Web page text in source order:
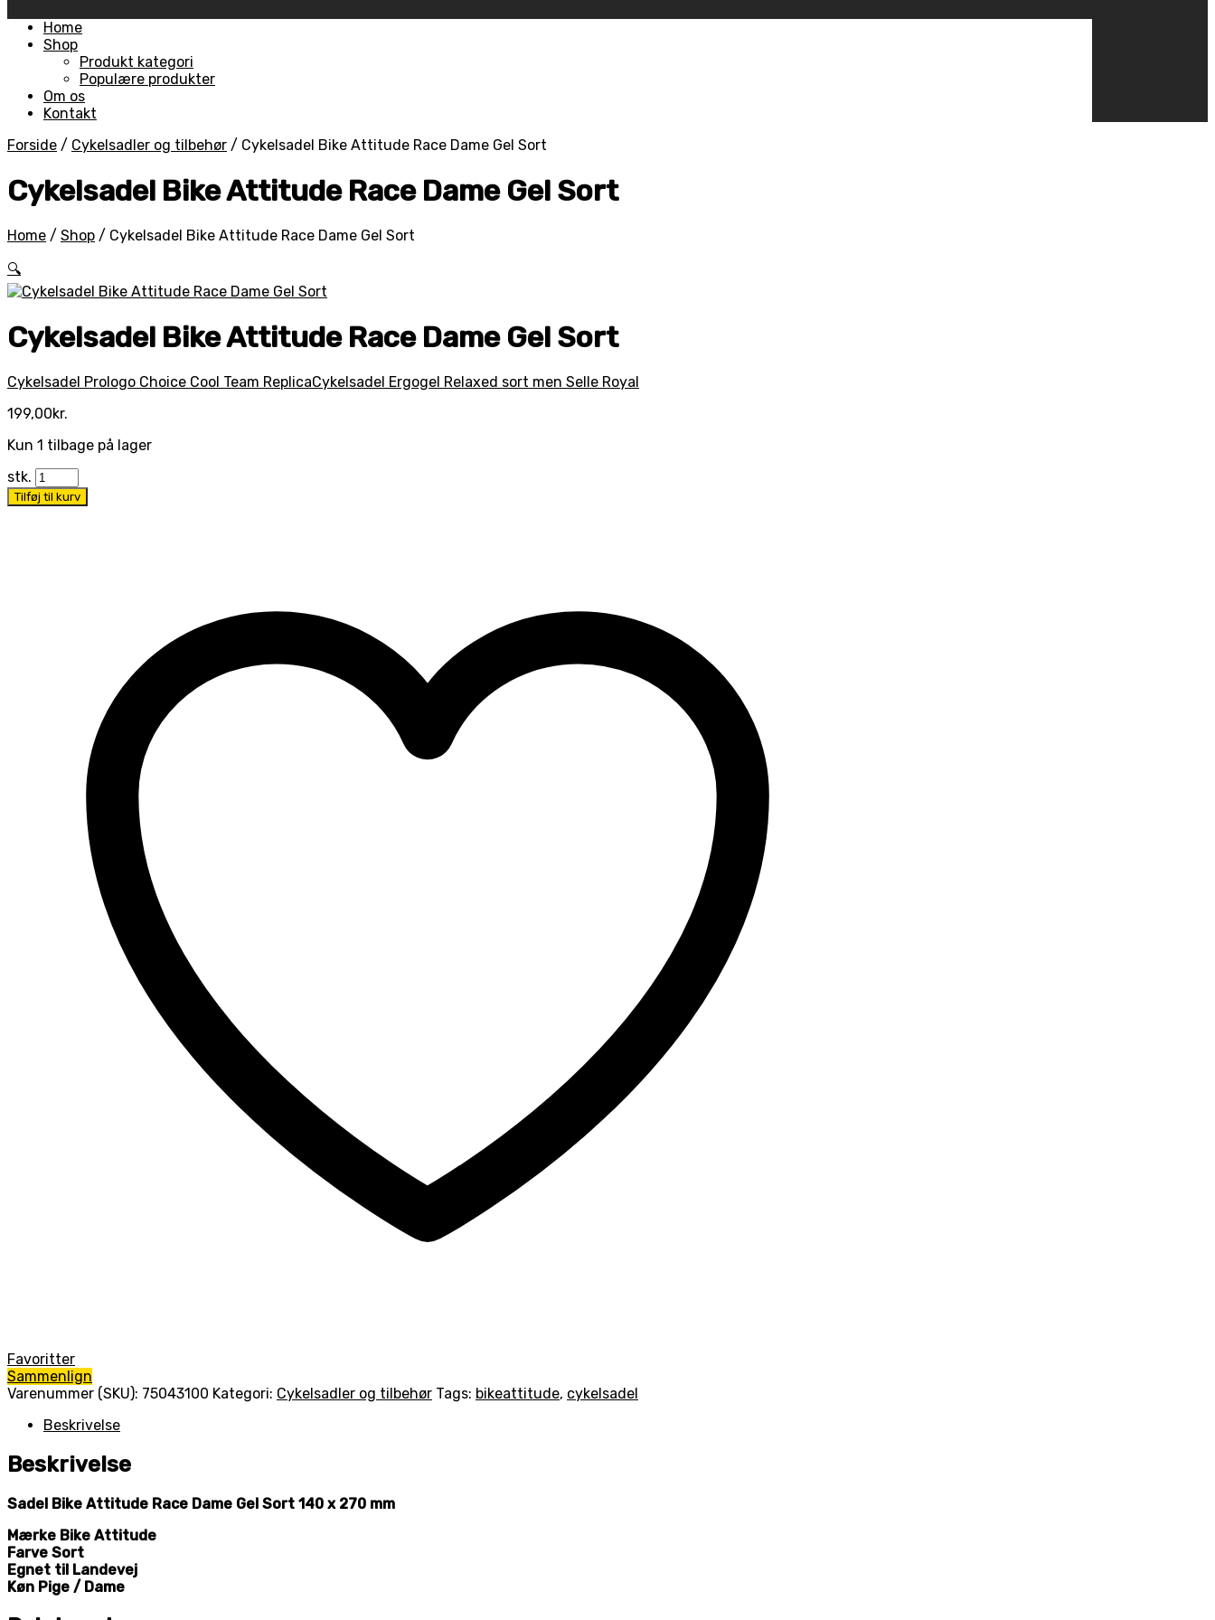
Skip
Home
Shop
Produkt kategori
Populære produkter
Om os
Kontakt
Forside / Cykelsadler og tilbehør / Cykelsadel Bike Attitude Race Dame Gel Sort
Cykelsadel Bike Attitude Race Dame Gel Sort
Home / Shop / Cykelsadel Bike Attitude Race Dame Gel Sort
🔍
Cykelsadel Bike Attitude Race Dame Gel Sort
Cykelsadel Prologo Choice Cool Team ReplicaCykelsadel Ergogel Relaxed sort men Selle Royal
199,00kr.
Kun 1 tilbage på lager
stk.
Tilføj til kurv
Favoritter
Sammenlign
Varenummer (SKU): 75043100 Kategori: Cykelsadler og tilbehør Tags: bikeattitude, cykelsadel
Beskrivelse
Beskrivelse
Sadel Bike Attitude Race Dame Gel Sort 140 x 270 mm
Mærke Bike Attitude
Farve Sort
Egnet til Landevej
Køn Pige / Dame